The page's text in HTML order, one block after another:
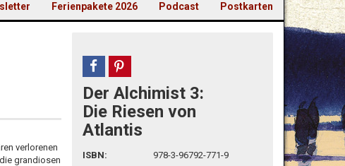
Passwort vergessen?
Postkarten
Podcast
Ferienpakete 2026
verlorenen
grandiosen
teilen pin it
Der Alchimist 3:
Die Riesen von
Atlantis
ISBN:
978-3-96792-771-9